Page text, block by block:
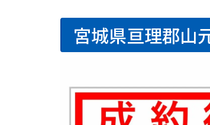
宮城県亘理郡山